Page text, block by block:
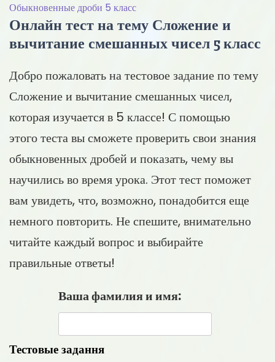
Обыкновенные дроби 5 класс
Онлайн тест на тему Сложение и
вычитание смешанных чисел 5 класс
Добро пожаловать на тестовое задание по тему
Сложение и вычитание смешанных чисел,
которая изучается в 5 классе! С помощью
этого теста вы сможете проверить свои знания
обыкновенных дробей и показать, чему вы
научились во время урока. Этот тест поможет
вам увидеть, что, возможно, понадобится еще
немного повторить. Не спешите, внимательно
читайте каждый вопрос и выбирайте
правильные ответы!
Ваша фамилия и имя:
Тестовые задання